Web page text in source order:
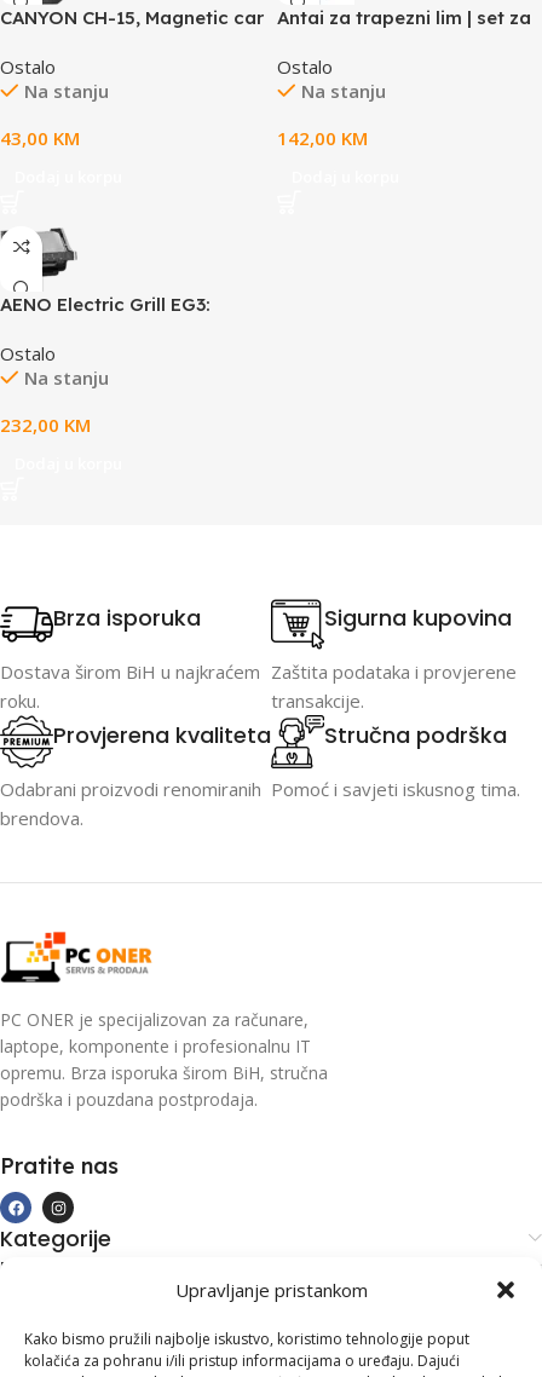
Upravljanje pristankom
Kako bismo pružili najbolje iskustvo, koristimo tehnologije poput
kolačića za pohranu i/ili pristup informacijama o uređaju. Dajući
CANYON CH-15, Magnetic car
C-15-01, 15W，Input: USB-C:
5V/2A, 9V/3A;Output: 5W,
15W;83*60*8.15mm,0.147kg,bl
Ostalo
Na stanju
43,00 KM
Antai za trapezni lim | set za
Ostalo
Na stanju
142,00 KM
AENO Electric Grill EG3:
programs +Manual mode, 4
Degrees of Roast, Color
Plate size 292*230mm
Ostalo
Na stanju
232,00 KM
Brza isporuka
Dostava širom BiH u najkraćem
roku.
Sigurna kupovina
Zaštita podataka i provjerene
transakcije.
Provjerena kvaliteta
Odabrani proizvodi renomiranih
brendova.
Stručna podrška
Pomoć i savjeti iskusnog tima.
PC ONER je specijalizovan za računare,
laptope, komponente i profesionalnu IT
opremu. Brza isporuka širom BiH, stručna
podrška i pouzdana postprodaja.
Pratite nas
Kategorije
Kupovina i podrška
Kontakt informacije